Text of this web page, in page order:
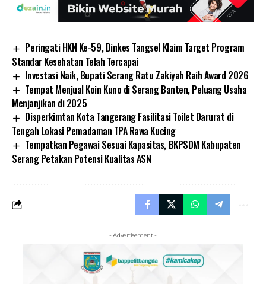
Peringati HKN Ke-59, Dinkes Tangsel Klaim Target Program
Standar Kesehatan Telah Tercapai
Investasi Naik, Bupati Serang Ratu Zakiyah Raih Award 2026
Tempat Menjual Koin Kuno di Serang Banten, Peluang Usaha
Menjanjikan di 2025
Disperkimtan Kota Tangerang Fasilitasi Toilet Darurat di
Tengah Lokasi Pemadaman TPA Rawa Kucing
Tempatkan Pegawai Sesuai Kapasitas, BKPSDM Kabupaten
Serang Petakan Potensi Kualitas ASN
- Advertisement -